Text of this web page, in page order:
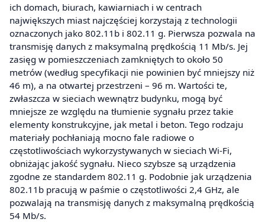
ich domach, biurach, kawiarniach i w centrach
największych miast najczęściej korzystają z technologii
oznaczonych jako 802.11b i 802.11 g. Pierwsza pozwala na
transmisję danych z maksymalną prędkością 11 Mb/s. Jej
zasięg w pomieszczeniach zamkniętych to około 50
metrów (według specyfikacji nie powinien być mniejszy niż
46 m), a na otwartej przestrzeni – 96 m. Wartości te,
zwłaszcza w sieciach wewnątrz budynku, mogą być
mniejsze ze względu na tłumienie sygnału przez takie
elementy konstrukcyjne, jak metal i beton. Tego rodzaju
materiały pochłaniają mocno fale radiowe o
częstotliwościach wykorzystywanych w sieciach Wi-Fi,
obniżając jakość sygnału. Nieco szybsze są urządzenia
zgodne ze standardem 802.11 g. Podobnie jak urządzenia
802.11b pracują w paśmie o częstotliwości 2,4 GHz, ale
pozwalają na transmisję danych z maksymalną prędkością
54 Mb/s.